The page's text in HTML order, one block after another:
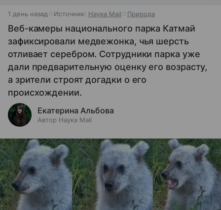
1 день назад Источник: Наука Mail Природа
Веб-камеры национального парка Катмай
зафиксировали медвежонка, чья шерсть
отливает серебром. Сотрудники парка уже
дали предварительную оценку его возрасту,
а зрители строят догадки о его
происхождении.
Екатерина Альбова
Автор Наука Mail